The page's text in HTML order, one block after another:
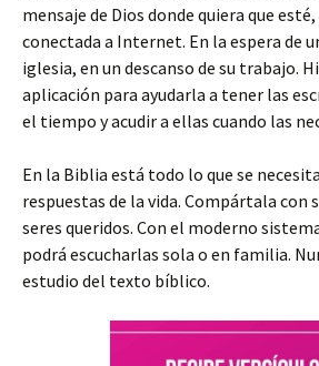
mensaje de Dios donde quiera que
conectada a Internet. En la espera de
iglesia, en un descanso de su trabajo.
aplicación para ayudarla a tener las
el tiempo y acudir a ellas cuando las
En la Biblia está todo lo que se
respuestas de la vida. Compártala con
seres queridos. Con el moderno
podrá escucharlas sola o en familia.
estudio del texto bíblico.